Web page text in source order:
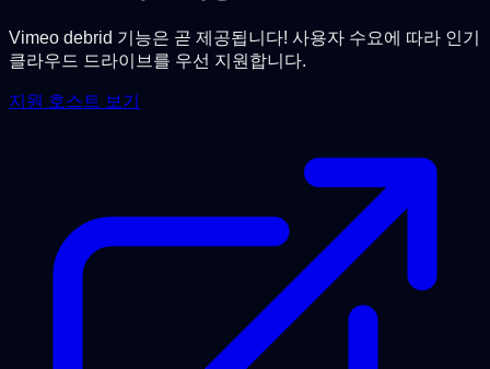
Vimeo debrid 기능은 곧 제공됩니다! 사용자 수요에 따라 인기
클라우드 드라이브를 우선 지원합니다.
지원 호스트 보기